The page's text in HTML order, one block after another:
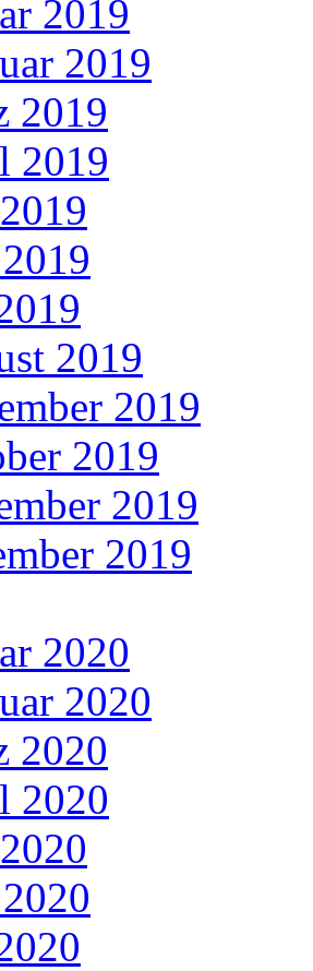
2019
2019
2019
2019
2019
2019
2019
2019
2019
2020
2020
2020
2020